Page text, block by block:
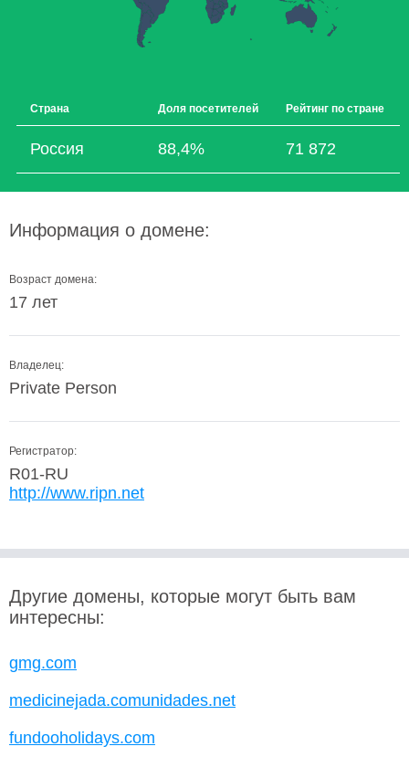
Страна Доля посетителей Рейтинг по стране
Россия 88,4% 71 872
Информация о домене:
Возраст домена:
17 лет
Владелец:
Private Person
Регистратор:
R01-RU
http://www.ripn.net
Другие домены, которые могут быть вам
интересны:
gmg.com
medicinejada.comunidades.net
fundooholidays.com